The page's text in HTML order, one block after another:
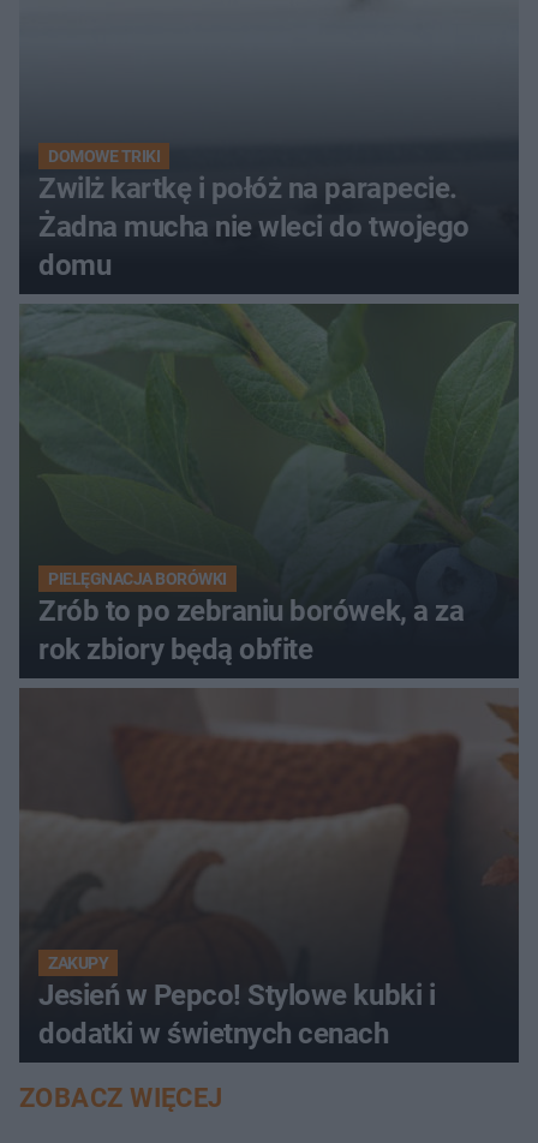
DOMOWE TRIKI
Zwilż kartkę i połóż na parapecie.
Żadna mucha nie wleci do twojego
domu
PIELĘGNACJA BORÓWKI
Zrób to po zebraniu borówek, a za
rok zbiory będą obfite
ZAKUPY
Jesień w Pepco! Stylowe kubki i
dodatki w świetnych cenach
ZOBACZ WIĘCEJ